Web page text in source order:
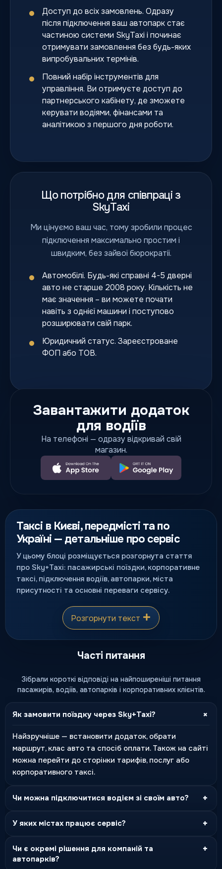
Доступ до всіх замовлень. Одразу
після підключення ваш автопарк стає
частиною системи SkyTaxi і починає
отримувати замовлення без будь-яких
випробувальних термінів.
Повний набір інструментів для
управління. Ви отримуєте доступ до
партнерського кабінету, де зможете
керувати водіями, фінансами та
аналітикою з першого дня роботи.
Що потрібно для співпраці з
SkyTaxi
Ми цінуємо ваш час, тому зробили процес
підключення максимально простим і
швидким, без зайвої бюрократії.
Автомобілі. Будь-які справні 4-5 дверні
авто не старше 2008 року. Кількість не
має значення – ви можете почати
навіть з однієї машини і поступово
розширювати свій парк.
Юридичний статус. Зареєстроване
ФОП або ТОВ.
Завантажити додаток
для водіїв
На телефоні — одразу відкривай свій
магазин.
Таксі в Києві, передмісті та по
Україні — детальніше про сервіс
У цьому блоці розміщується розгорнута стаття
про Sky+Taxi: пасажирські поїздки, корпоративне
таксі, підключення водіїв, автопарки, міста
присутності та основні переваги сервісу.
Розгорнути текст
Часті питання
Зібрали короткі відповіді на найпоширеніші питання
пасажирів, водіїв, автопарків і корпоративних клієнтів.
Як замовити поїздку через Sky+Taxi? +
Найзручніше — встановити додаток, обрати
маршрут, клас авто та спосіб оплати. Також на сайті
можна перейти до сторінки тарифів, послуг або
корпоративного таксі.
Чи можна підключитися водієм зі своїм авто? +
У яких містах працює сервіс? +
Чи є окремі рішення для компаній та
автопарків?
+